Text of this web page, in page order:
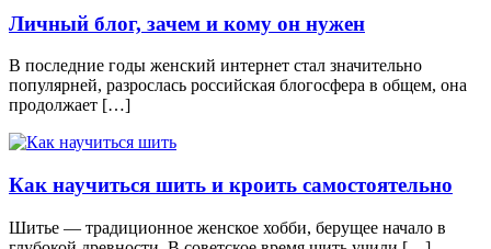
Личный блог, зачем и кому он нужен
В последние годы женский интернет стал значительно
популярней, разрослась российская блогосфера в общем, она
продолжает […]
Как научиться шить и кроить самостоятельно
Шитье — традиционное женское хобби, берущее начало в